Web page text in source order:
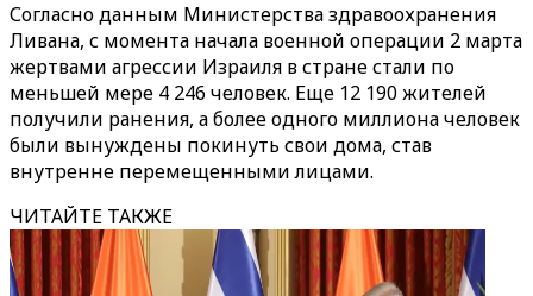
Согласно данным Министерства здравоохранения
Ливана, с момента начала военной операции 2 марта
жертвами агрессии Израиля в стране стали по
меньшей мере 4 246 человек. Еще 12 190 жителей
получили ранения, а более одного миллиона человек
были вынуждены покинуть свои дома, став
внутренне перемещенными лицами.
ЧИТАЙТЕ ТАКЖЕ